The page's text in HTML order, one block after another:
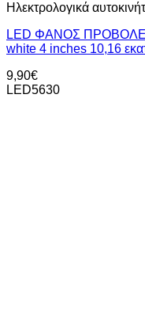
Ηλεκτρολογικά
LED ΦΑΝΟΣ
white 4 inches 10,16
9,90€
LED5630